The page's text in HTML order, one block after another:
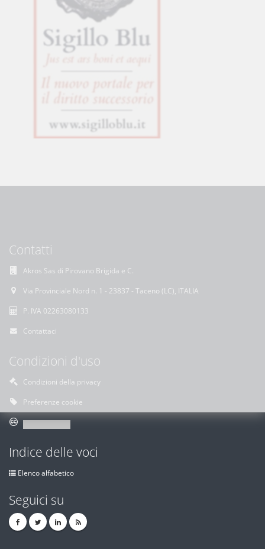
Contatti
Akros Sas di Pirovano Brigida e C.
Via Provinciale Nord n. 1 - 23837 - Taceno (LC), ITALIA
P. IVA 02263080133
Contattaci
Condizioni d'uso
Condizioni della privacy
Preferenze cookie
Indice delle voci
Elenco alfabetico
Seguici su